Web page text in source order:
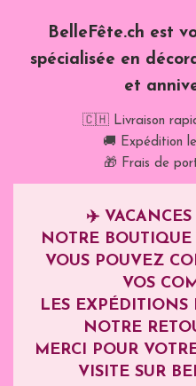
BelleFête.ch est
spécialisée en
et
🇨🇭 Livraison
🚚 Expédition
🎁 Frais de
✈️
NOTRE BOUTIQUE
VOUS POUVEZ
VOS
LES EXPÉDITIONS
NOTRE
MERCI POUR
VISITE SUR